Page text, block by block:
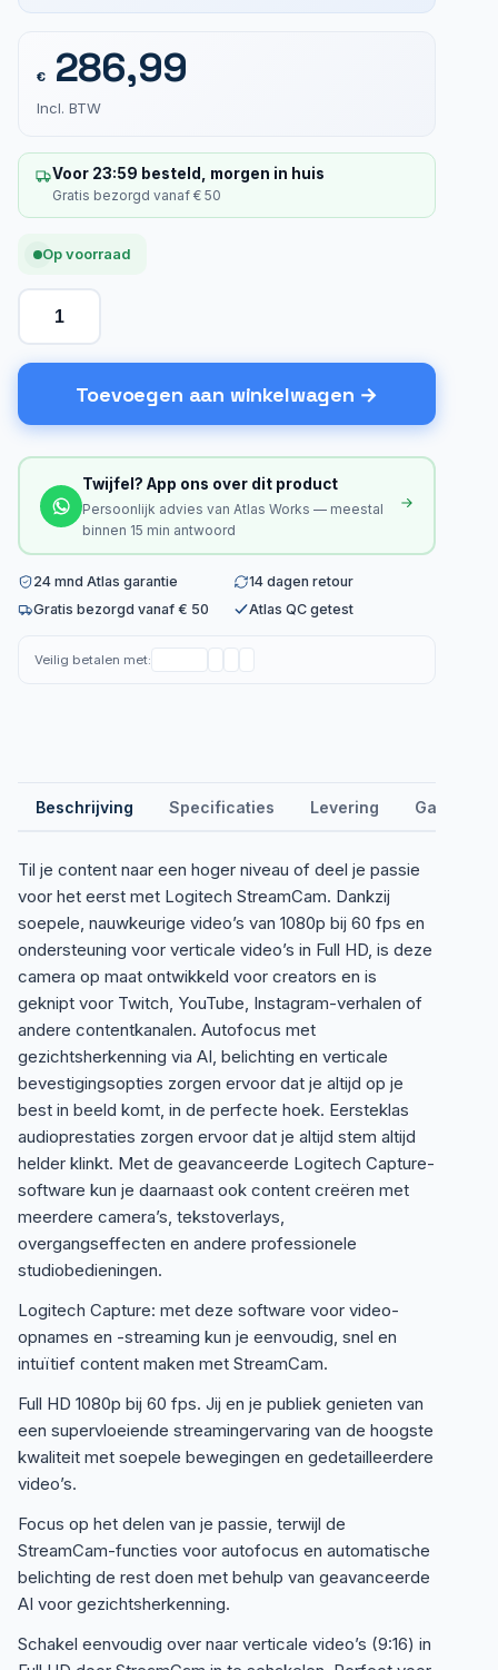
€286,99
Incl. BTW
Voor 23:59 besteld, morgen in huis
Gratis bezorgd vanaf € 50
Op voorraad
Toevoegen aan winkelwagen
Twijfel? App ons over dit product
Persoonlijk advies van Atlas Works — meestal
binnen 15 min antwoord
24 mnd Atlas garantie
14 dagen retour
Gratis bezorgd vanaf € 50
Atlas QC getest
Veilig betalen met:
Beschrijving Specificaties Levering Garantie
Til je content naar een hoger niveau of deel je passie
voor het eerst met Logitech StreamCam. Dankzij
soepele, nauwkeurige video’s van 1080p bij 60 fps en
ondersteuning voor verticale video’s in Full HD, is deze
camera op maat ontwikkeld voor creators en is
geknipt voor Twitch, YouTube, Instagram-verhalen of
andere contentkanalen. Autofocus met
gezichtsherkenning via AI, belichting en verticale
bevestigingsopties zorgen ervoor dat je altijd op je
best in beeld komt, in de perfecte hoek. Eersteklas
audioprestaties zorgen ervoor dat je altijd stem altijd
helder klinkt. Met de geavanceerde Logitech Capture-
software kun je daarnaast ook content creëren met
meerdere camera’s, tekstoverlays,
overgangseffecten en andere professionele
studiobedieningen.
Logitech Capture: met deze software voor video-
opnames en -streaming kun je eenvoudig, snel en
intuïtief content maken met StreamCam.
Full HD 1080p bij 60 fps. Jij en je publiek genieten van
een supervloeiende streamingervaring van de hoogste
kwaliteit met soepele bewegingen en gedetailleerdere
video’s.
Focus op het delen van je passie, terwijl de
StreamCam-functies voor autofocus en automatische
belichting de rest doen met behulp van geavanceerde
AI voor gezichtsherkenning.
Schakel eenvoudig over naar verticale video’s (9:16) in